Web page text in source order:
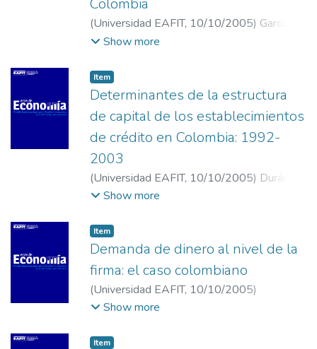
Colombia
(Universidad EAFIT, 10/10/2005) García
Rendón, John Jairo
Show more
Item
Determinantes de la estructura
de capital de los establecimientos
de crédito en Colombia: 1992-
2003
(Universidad EAFIT, 10/10/2005) Durán
Díaz, Iván Alejandro
Show more
Item
Demanda de dinero al nivel de la
firma: el caso colombiano
(Universidad EAFIT, 10/10/2005)
Velásquez Ceballos, Hermilson
Universidad de Medellín
Show more
Item